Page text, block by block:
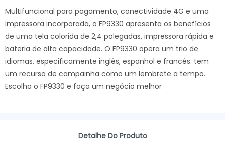
Multifuncional para pagamento, conectividade 4G e uma
impressora incorporada, o FP9330 apresenta os benefícios
de uma tela colorida de 2,4 polegadas, impressora rápida e
bateria de alta capacidade. O FP9330 opera um trio de
idiomas, especificamente inglês, espanhol e francês. tem
um recurso de campainha como um lembrete a tempo.
Escolha o FP9330 e faça um negócio melhor
Detalhe Do Produto